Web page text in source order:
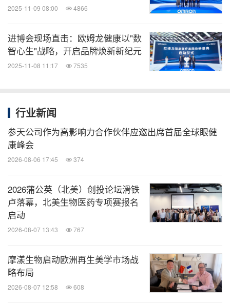
2025-11-09 08:00 4866
进博会现场直击：欧姆龙健康以"数
智心生"战略，开启品牌焕新新纪元
2025-11-08 11:17 7535
行业新闻
参天公司作为高影响力合作伙伴应邀出席首届全球眼健
康峰会
2026-08-06 17:45 374
2026蒲公英（北美）创投论坛滑铁
卢落幕，北美生物医药专项赛报名
启动
2026-08-07 13:43 767
摩漾生物启动欧洲再生美学市场战
略布局
2026-08-07 12:58 608